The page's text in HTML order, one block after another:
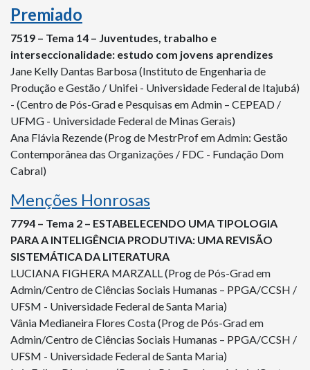
Premiado
7519 – Tema 14 – Juventudes, trabalho e
interseccionalidade: estudo com jovens aprendizes
Jane Kelly Dantas Barbosa (Instituto de Engenharia de
Produção e Gestão / Unifei - Universidade Federal de Itajubá)
- (Centro de Pós-Grad e Pesquisas em Admin – CEPEAD /
UFMG - Universidade Federal de Minas Gerais)
Ana Flávia Rezende (Prog de MestrProf em Admin: Gestão
Contemporânea das Organizações / FDC - Fundação Dom
Cabral)
Menções Honrosas
7794 – Tema 2 – ESTABELECENDO UMA TIPOLOGIA
PARA A INTELIGÊNCIA PRODUTIVA: UMA REVISÃO
SISTEMÁTICA DA LITERATURA
LUCIANA FIGHERA MARZALL (Prog de Pós-Grad em
Admin/Centro de Ciências Sociais Humanas – PPGA/CCSH /
UFSM - Universidade Federal de Santa Maria)
Vânia Medianeira Flores Costa (Prog de Pós-Grad em
Admin/Centro de Ciências Sociais Humanas – PPGA/CCSH /
UFSM - Universidade Federal de Santa Maria)